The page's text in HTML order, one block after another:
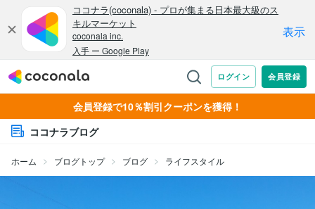
会員登録で10％割引クーポンを獲得！
ココナラブログ
ホーム ブログトップ ブログ ライフスタイル